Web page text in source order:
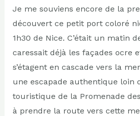
Je me souviens encore de la
découvert ce petit port coloré
1h30 de Nice. C’était un matin
caressait déjà les façades ocre
s’étagent en cascade vers la
une escapade authentique loin
touristique de la Promenade
à prendre la route vers cette